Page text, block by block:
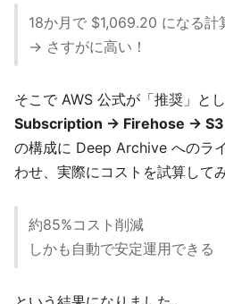
18か月で $1,069.20 になる計
→ さすがに高い！
そこで AWS 公式が「推奨」と
Subscription → Firehose → S3
の構成に Deep Archive へのラ
わせ、実際にコストを試算して
約85%コスト削減
しかも自動で安定運用できる